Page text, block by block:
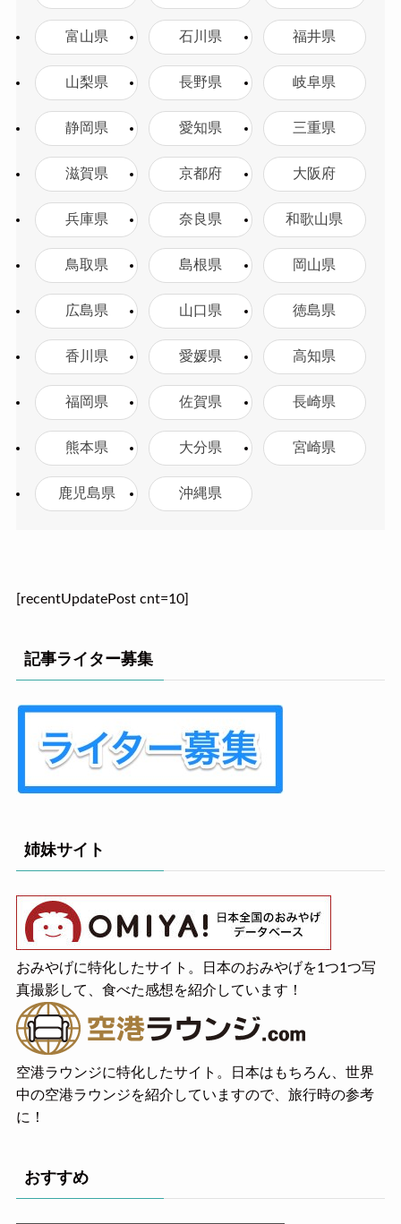
富山県 石川県 福井県
山梨県 長野県 岐阜県
静岡県 愛知県 三重県
滋賀県 京都府 大阪府
兵庫県 奈良県 和歌山県
鳥取県 島根県 岡山県
広島県 山口県 徳島県
香川県 愛媛県 高知県
福岡県 佐賀県 長崎県
熊本県 大分県 宮崎県
鹿児島県 沖縄県
[recentUpdatePost cnt=10]
記事ライター募集
姉妹サイト
おみやげに特化したサイト。日本のおみやげを1つ1つ写
真撮影して、食べた感想を紹介しています！
空港ラウンジに特化したサイト。日本はもちろん、世界
中の空港ラウンジを紹介していますので、旅行時の参考
に！
おすすめ